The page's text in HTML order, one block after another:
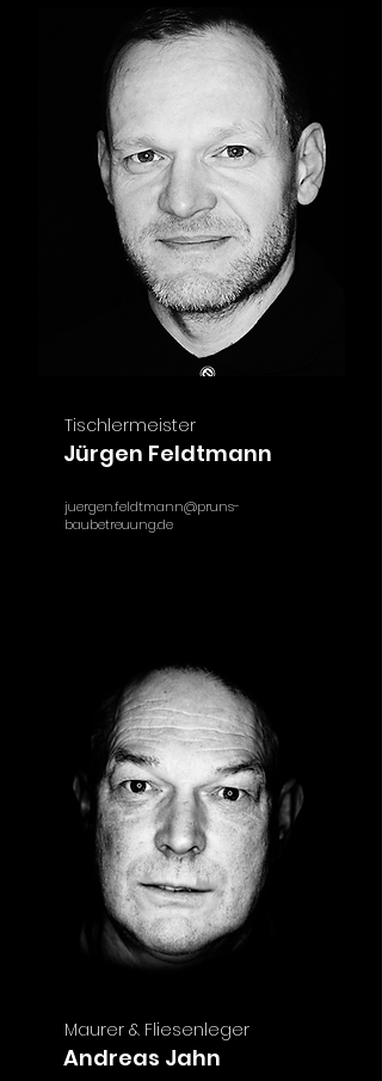
Tischlermeister
Jürgen Feldtmann
juergen.feldtmann@pruns-
baubetreuung.de
Maurer & Fliesenleger
Andreas Jahn